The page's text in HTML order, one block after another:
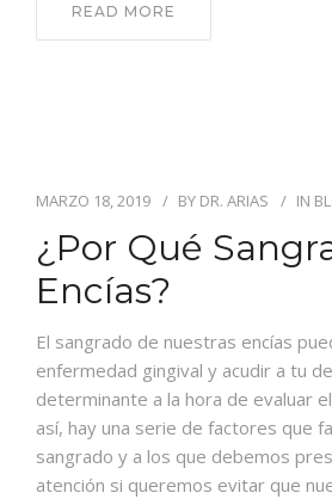
READ MORE
MARZO 18, 2019 BY DR. ARIAS IN
¿Por Qué
Encías?
El sangrado de nuestras encías
enfermedad gingival y acudir a tu
determinante a la hora de evaluar
así, hay una serie de factores que
sangrado y a los que debemos
atención si queremos evitar que